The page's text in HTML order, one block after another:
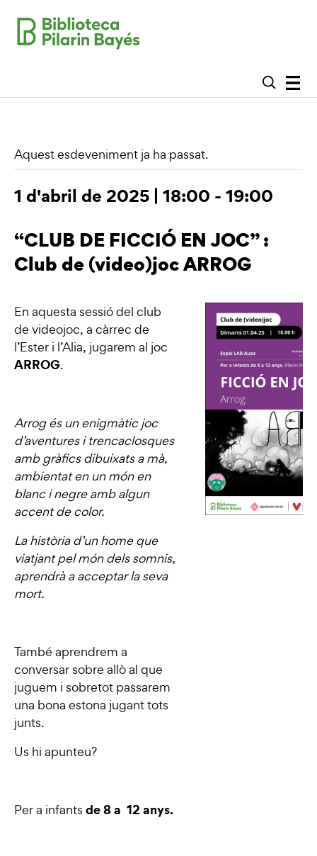
Aquest esdeveniment ja ha passat.
1 d'abril de 2025 | 18:00 - 19:00
“CLUB DE FICCIÓ EN JOC” :
Club de (video)joc ARROG
En aquesta sessió del club
de videojoc, a càrrec de
l’Ester i l’Alia, jugarem al joc
ARROG.
Arrog és un enigmàtic joc
d’aventures i trencaclosques
amb gràfics dibuixats a mà,
ambientat en un món en
blanc i negre amb algun
accent de color.
La història d’un home que
viatjant pel món dels somnis,
aprendrà a acceptar la seva
mort.
També aprendrem a
conversar sobre allò al que
juguem i sobretot passarem
una bona estona jugant tots
junts.
Us hi apunteu?
Per a infants de 8 a 12 anys.